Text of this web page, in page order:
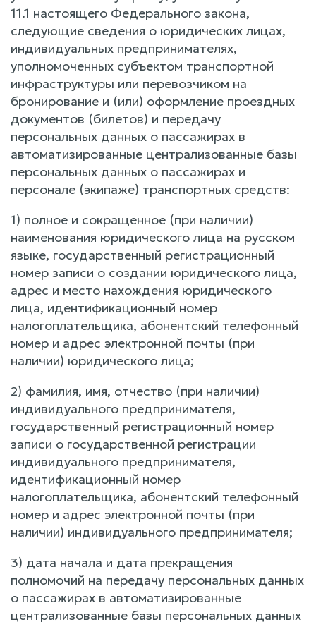
11.1 настоящего Федерального закона,
следующие сведения о юридических лицах,
индивидуальных предпринимателях,
уполномоченных субъектом транспортной
инфраструктуры или перевозчиком на
бронирование и (или) оформление проездных
документов (билетов) и передачу
персональных данных о пассажирах в
автоматизированные централизованные базы
персональных данных о пассажирах и
персонале (экипаже) транспортных средств:
1) полное и сокращенное (при наличии)
наименования юридического лица на русском
языке, государственный регистрационный
номер записи о создании юридического лица,
адрес и место нахождения юридического
лица, идентификационный номер
налогоплательщика, абонентский телефонный
номер и адрес электронной почты (при
наличии) юридического лица;
2) фамилия, имя, отчество (при наличии)
индивидуального предпринимателя,
государственный регистрационный номер
записи о государственной регистрации
индивидуального предпринимателя,
идентификационный номер
налогоплательщика, абонентский телефонный
номер и адрес электронной почты (при
наличии) индивидуального предпринимателя;
3) дата начала и дата прекращения
полномочий на передачу персональных данных
о пассажирах в автоматизированные
централизованные базы персональных данных